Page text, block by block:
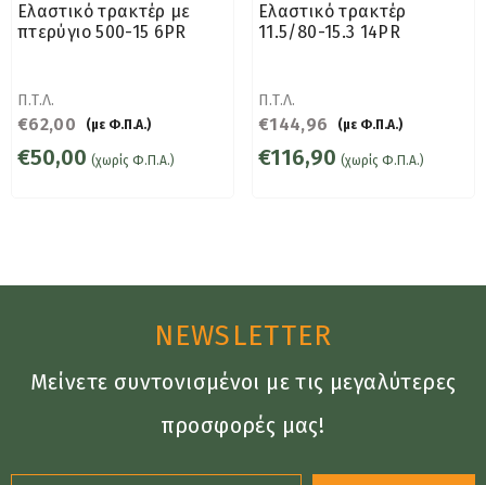
Ελαστικό τρακτέρ με
πτερύγιο 500-15 6PR
Π.Τ.Λ.
€62,00 (με Φ.Π.Α.)
€50,00 (χωρίς Φ.Π.Α.)
Ελαστικό τρακτέρ
11.5/80-15.3 14PR
Π.Τ.Λ.
€144,96 (με Φ.Π.Α.)
€116,90 (χωρίς Φ.Π.Α.)
NEWSLETTER
Μείνετε συντονισμένοι με τις μεγαλύτερες
προσφορές μας!